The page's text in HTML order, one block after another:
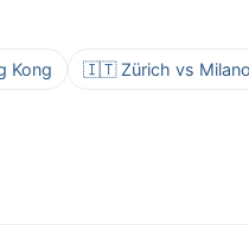
Kong 🇮🇹 Zürich vs